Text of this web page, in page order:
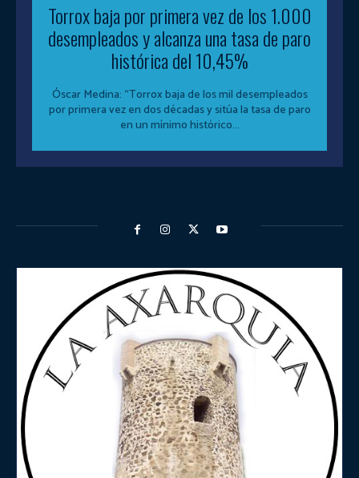
Torrox baja por primera vez de los 1.000
desempleados y alcanza una tasa de paro
histórica del 10,45%
Óscar Medina: “Torrox baja de los mil desempleados
por primera vez en dos décadas y sitúa la tasa de paro
en un mínimo histórico...